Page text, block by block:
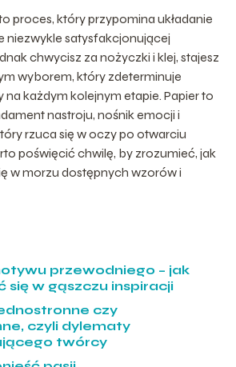
proces, który przypomina układanie
niezwykle satysfakcjonującej
chwycisz za nożyczki i klej, stajesz
wyborem, który zdeterminuje
na każdym kolejnym etapie. Papier to
nastroju, nośnik emocji i
rzuca się w oczy po otwarciu
poświęcić chwilę, by zrozumieć, jak
w morzu dostępnych wzorów i
przewodniego – jak
się w gąszczu inspiracji
czy
czyli dylematy
twórcy